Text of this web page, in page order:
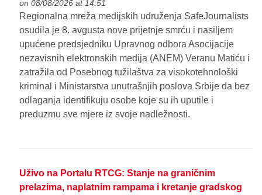
on 08/08/2026 at 14:51
Regionalna mreža medijskih udruženja SafeJournalists
osudila je 8. avgusta nove prijetnje smrću i nasiljem
upućene predsjedniku Upravnog odbora Asocijacije
nezavisnih elektronskih medija (ANEM) Veranu Matiću i
zatražila od Posebnog tužilaštva za visokotehnološki
kriminal i Ministarstva unutrašnjih poslova Srbije da bez
odlaganja identifikuju osobe koje su ih uputile i
preduzmu sve mjere iz svoje nadležnosti.
Uživo na Portalu RTCG: Stanje na graničnim
prelazima, naplatnim rampama i kretanje gradskog